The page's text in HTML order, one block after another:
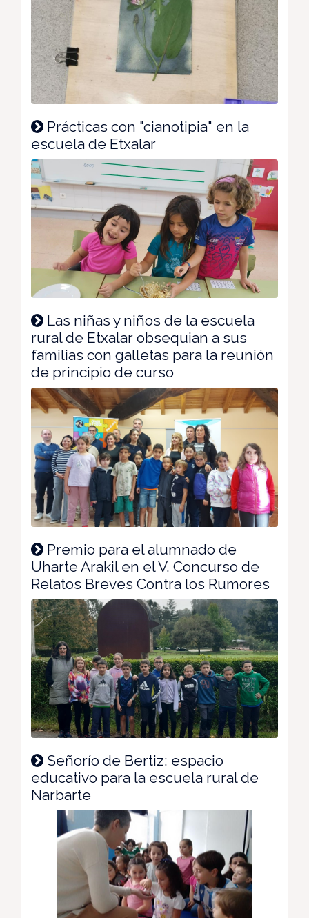
Prácticas con "cianotipia" en la
escuela de Etxalar
Las niñas y niños de la escuela
rural de Etxalar obsequian a sus
familias con galletas para la reunión
de principio de curso
Premio para el alumnado de
Uharte Arakil en el V. Concurso de
Relatos Breves Contra los Rumores
Señorío de Bertiz: espacio
educativo para la escuela rural de
Narbarte